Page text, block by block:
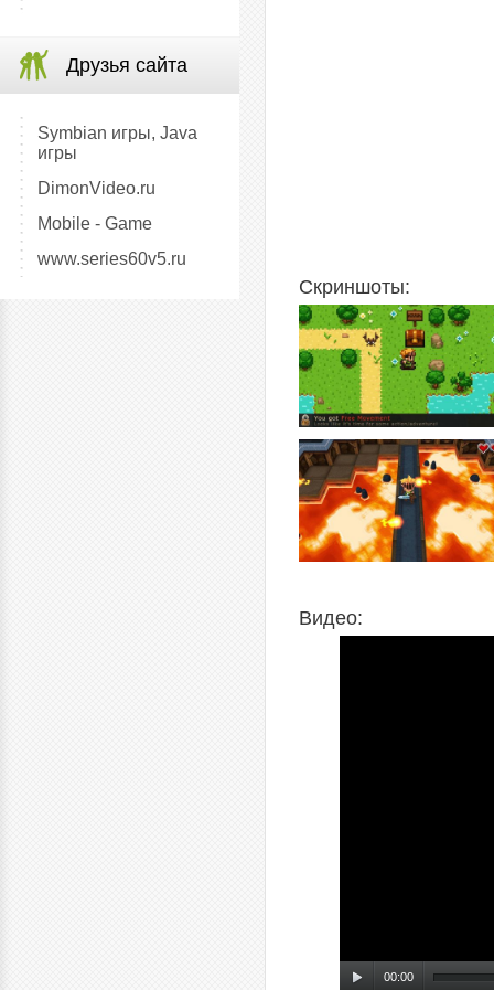
Друзья сайта
Symbian игры, Java
игры
DimonVideo.ru
Mobile - Game
www.series60v5.ru
Скриншоты:
Видео:
00:00